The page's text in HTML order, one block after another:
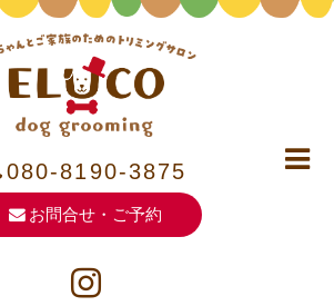
080-8190-3875
お問合せ・ご予約